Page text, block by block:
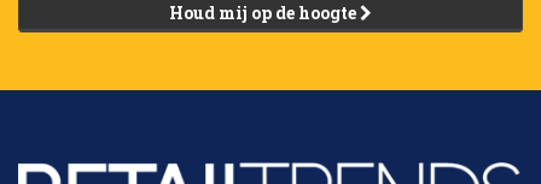
Houd mij op de hoogte